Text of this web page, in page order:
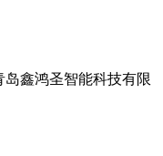
鑫鸿圣智能科技有限